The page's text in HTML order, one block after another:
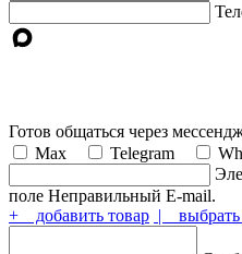
Готов общаться через
Max
Telegram
поле Неправильный E-mail.
+ добавить товар | выбрать